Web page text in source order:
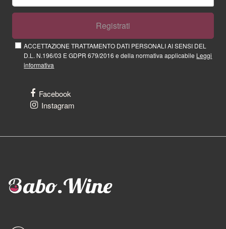
Registrati
ACCETTAZIONE TRATTAMENTO DATI PERSONALI AI SENSI DEL
D.L. N.196/03 E GDPR 679/2016 e della normativa applicabile Leggi
informativa
Facebook
Instagram